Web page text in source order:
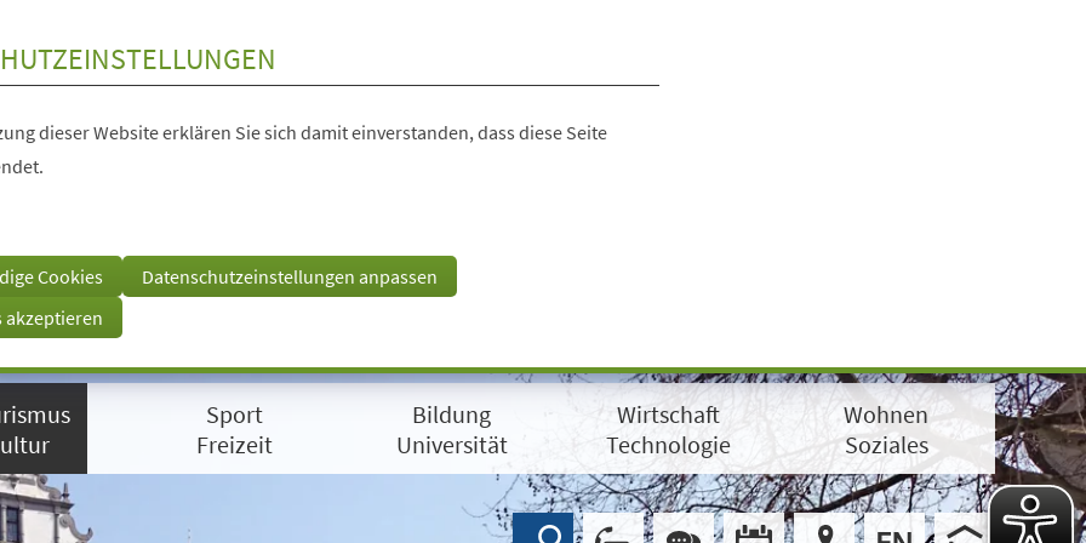
dieser Website erklären Sie sich damit einverstanden, dass diese Seite
Cookies
Datenschutzeinstellungen anpassen
akzeptieren
Sport
Freizeit
Bildung
Universität
Wirtschaft
Technologie
Wohnen
Soziales